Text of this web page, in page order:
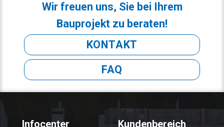
Wir freuen uns, Sie bei Ihrem
Bauprojekt zu beraten!
KONTAKT
FAQ
Infocenter Kundenbereich